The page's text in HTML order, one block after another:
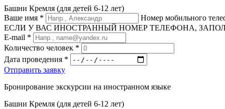
Башни Кремля (для детей 6-12 лет)
Ваше имя *
Номер мобильного
ЕСЛИ У ВАС ИНОСТРАННЫЙ НОМЕР ТЕЛЕФОНА,
E-mail *
Количество человек *
Дата проведения *
Отправить заявку
Бронирование экскурсии на иностранном языке
Башни Кремля (для детей 6-12 лет)